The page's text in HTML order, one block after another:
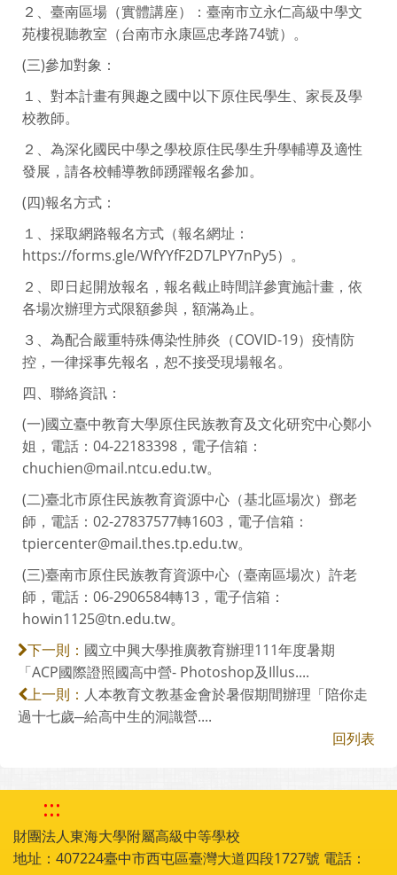
２、臺南區場（實體講座）：臺南市立永仁高級中學文
苑樓視聽教室（台南市永康區忠孝路74號）。
(三)參加對象：
１、對本計畫有興趣之國中以下原住民學生、家長及學
校教師。
２、為深化國民中學之學校原住民學生升學輔導及適性
發展，請各校輔導教師踴躍報名參加。
(四)報名方式：
１、採取網路報名方式（報名網址：
https://forms.gle/WfYYfF2D7LPY7nPy5）。
２、即日起開放報名，報名截止時間詳參實施計畫，依
各場次辦理方式限額參與，額滿為止。
３、為配合嚴重特殊傳染性肺炎（COVID-19）疫情防
控，一律採事先報名，恕不接受現場報名。
四、聯絡資訊：
(一)國立臺中教育大學原住民族教育及文化研究中心鄭小
姐，電話：04-22183398，電子信箱：
chuchien@mail.ntcu.edu.tw。
(二)臺北市原住民族教育資源中心（基北區場次）鄧老
師，電話：02-27837577轉1603，電子信箱：
tpiercenter@mail.thes.tp.edu.tw。
(三)臺南市原住民族教育資源中心（臺南區場次）許老
師，電話：06-2906584轉13，電子信箱：
howin1125@tn.edu.tw。
下一則： 國立中興大學推廣教育辦理111年度暑期
「ACP國際證照國高中營- Photoshop及Illus....
上一則： 人本教育文教基金會於暑假期間辦理「陪你走
過十七歲─給高中生的洞識營....
回列表
:::
財團法人東海大學附屬高級中等學校
地址：407224臺中市西屯區臺灣大道四段1727號 電話：